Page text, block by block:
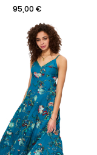
Prix
95,00 €